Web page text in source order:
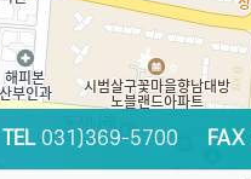
TEL031)369-5700 FAX